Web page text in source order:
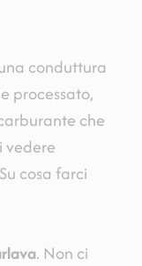
conduttura
processato,
che
vedere
cosa farci
. Non ci